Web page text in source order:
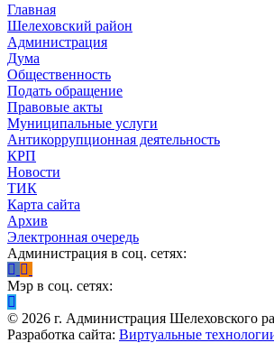
Главная
Шелеховский район
Администрация
Дума
Общественность
Подать обращение
Правовые акты
Муниципальные услуги
Антикоррупционная деятельность
КРП
Новости
ТИК
Карта сайта
Архив
Электронная очередь
Администрация в соц. сетях:
Мэр в соц. сетях:
© 2026 г. Администрация Шелеховского
Разработка сайта: Виртуальные